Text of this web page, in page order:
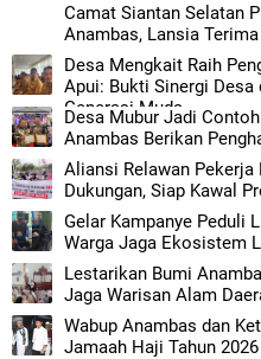
Camat Siantan Selatan
Anambas, Lansia
Desa Mengkait Raih
Apui: Bukti Sinergi
Generasi Muda
Desa Mubur Jadi
Anambas Berikan
Aliansi Relawan Pekerja
Dukungan, Siap Kawal
Gelar Kampanye Peduli
Warga Jaga Ekosistem
Lestarikan Bumi
Jaga Warisan Alam
Wabup Anambas dan
Jamaah Haji Tahun 2026